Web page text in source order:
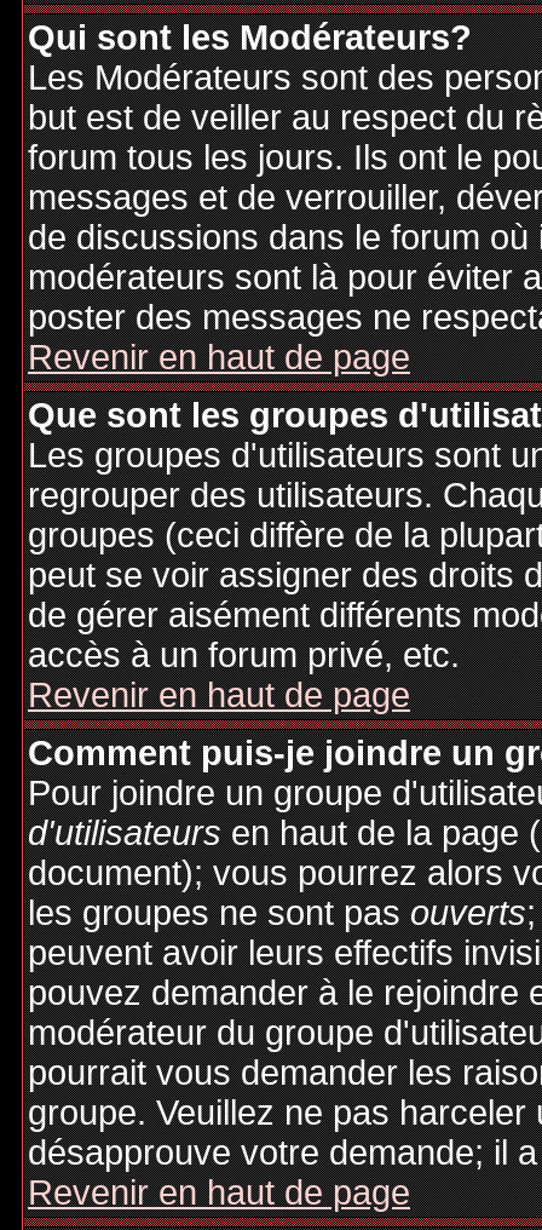
Qui sont les Modérateurs?
Les Modérateurs sont des
but est de veiller au respect du
forum tous les jours. Ils ont le
messages et de verrouiller,
de discussions dans le forum
modérateurs sont là pour éviter
poster des messages ne
Revenir en haut de page
Que sont les groupes
Les groupes d'utilisateurs sont
regrouper des utilisateurs.
groupes (ceci diffère de la
peut se voir assigner des droits
de gérer aisément différents
accès à un forum privé, etc.
Revenir en haut de page
Comment puis-je joindre un
Pour joindre un groupe
d'utilisateursen haut de la page
document); vous pourrez alors
les groupes ne sont pasouverts
peuvent avoir leurs effectifs
pouvez demander à le rejoindre
modérateur du groupe
pourrait vous demander les
groupe. Veuillez ne pas
désapprouve votre demande; il
Revenir en haut de page